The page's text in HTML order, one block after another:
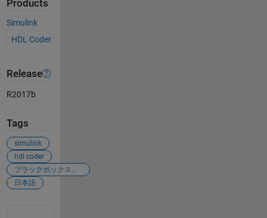
Products
Simulink
HDL Coder
Release
R2017b
Tags
simulink
hdl coder
ブラックボックスインターフェース
日本語